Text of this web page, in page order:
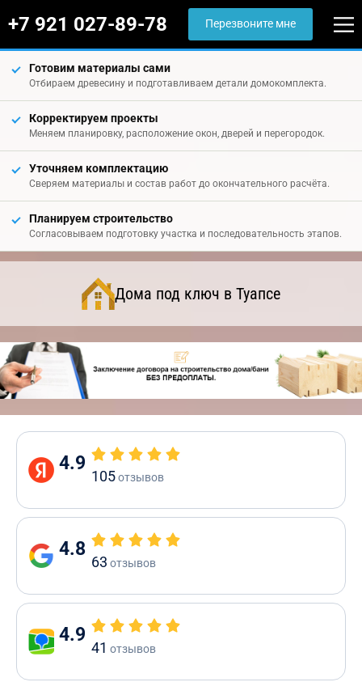
+7 921 027-89-78 Перезвоните мне
Готовим материалы сами
Отбираем древесину и подготавливаем детали домокомплекта.
Корректируем проекты
Меняем планировку, расположение окон, дверей и перегородок.
Уточняем комплектацию
Сверяем материалы и состав работ до окончательного расчёта.
Планируем строительство
Согласовываем подготовку участка и последовательность этапов.
Дома под ключ в Туапсе
4.9
105отзывов
4.8
63 отзывов
4.9
41 отзывов